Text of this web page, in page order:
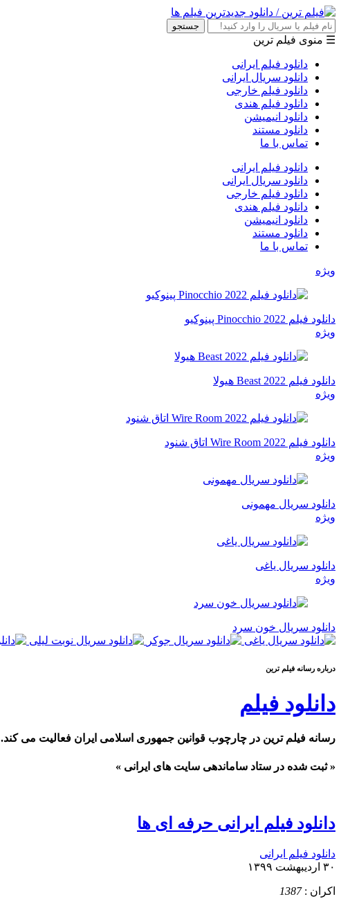
جستجو
☰ منوی فیلم ترین
دانلود فیلم ایرانی
دانلود سریال ایرانی
دانلود فیلم خارجی
دانلود فیلم هندی
دانلود انیمیشن
دانلود مستند
تماس با ما
دانلود فیلم ایرانی
دانلود سریال ایرانی
دانلود فیلم خارجی
دانلود فیلم هندی
دانلود انیمیشن
دانلود مستند
تماس با ما
ویژه
دانلود فیلم Pinocchio 2022 پینوکیو
ویژه
دانلود فیلم Beast 2022 هیولا
ویژه
دانلود فیلم Wire Room 2022 اتاق شنود
ویژه
دانلود سریال مهمونی
ویژه
دانلود سریال یاغی
ویژه
دانلود سریال خون سرد
درباره رسانه فيلم ترين
دانلود فیلم
رسانه فیلم ترین در چارچوب قوانین جمهوری اسلامی ایران فعالیت می کند.
« ثبت شده در ستاد ساماندهی سایت های ایرانی »
دانلود فیلم ایرانی حرفه ای ها
دانلود فیلم ایرانی
۳۰ اردیبهشت ۱۳۹۹
اکران :1387